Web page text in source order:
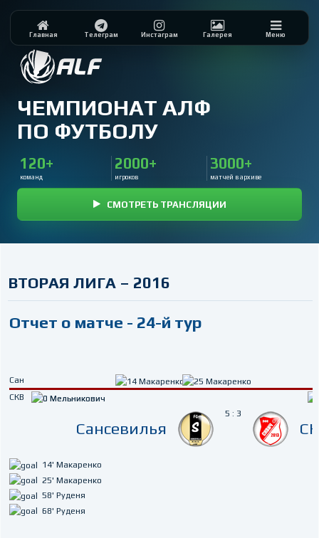
ЧЕМПИОНАТ АЛФ
ПО ФУТБОЛУ
120+
команд
2000+
игроков
3000+
матчей в архиве
СМОТРЕТЬ ТРАНСЛЯЦИИ
Главная Телеграм Инстаграм Галерея Меню
ВТОРАЯ ЛИГА – 2016
Отчет о матче - 24-й тур
Сан
СКВ
Сансевилья
14' Макаренко
25' Макаренко
58' Руденя
68' Руденя
5 : 3